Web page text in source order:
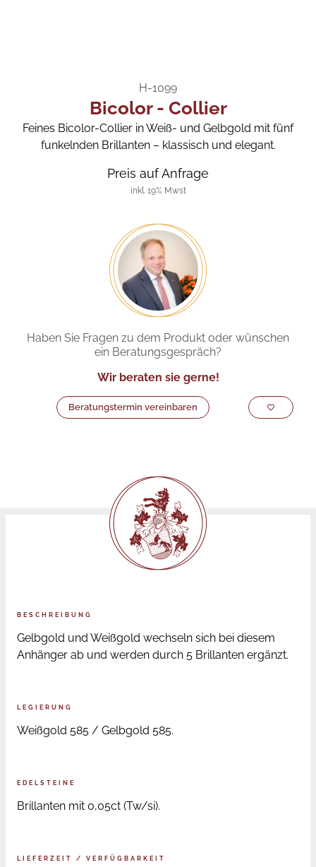
H-1099
Bicolor - Collier
Feines Bicolor-Collier in Weiß- und Gelbgold mit fünf
funkelnden Brillanten – klassisch und elegant.
Preis auf Anfrage
inkl. 19% Mwst
Haben Sie Fragen zu dem Produkt oder wünschen
ein Beratungsgespräch?
Wir beraten sie gerne!
Beratungstermin vereinbaren
BESCHREIBUNG
Gelbgold und Weißgold wechseln sich bei diesem
Anhänger ab und werden durch 5 Brillanten ergänzt.
LEGIERUNG
Weißgold 585 / Gelbgold 585.
EDELSTEINE
Brillanten mit 0,05ct (Tw/si).
LIEFERZEIT / VERFÜGBARKEIT